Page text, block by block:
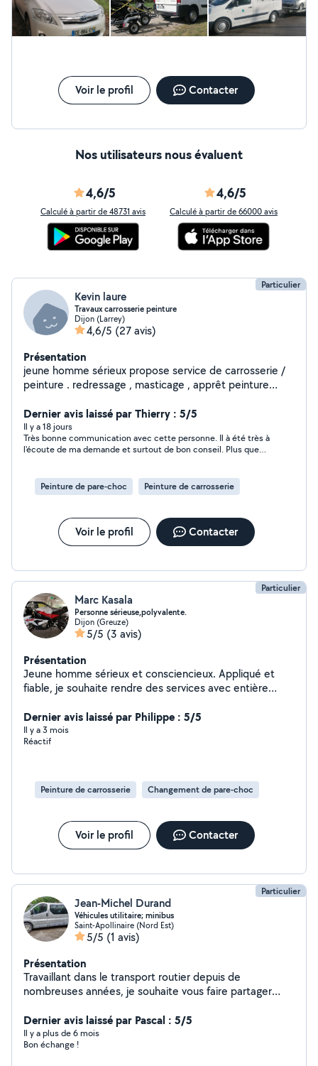
Voir le profil Contacter
Nos utilisateurs nous évaluent
4,6/5
Calculé à partir de 48731 avis
4,6/5
Calculé à partir de 66000 avis
Particulier
Kevin laure
Travaux carrosserie peinture
Dijon (Larrey)
4,6/5 (27 avis)
Présentation
jeune homme sérieux propose service de carrosserie /
peinture . redressage , masticage , apprêt peinture
phare peinture complète voiture /moto / scooter etc .
PS : si je ne réponds pas a toute les demandes , c'est
que je ne peux plus répondre .. je ne prend pas
l'abonnement premium .
Dernier avis laissé par Thierry : 5/5
Il y a 18 jours
Très bonne communication avec cette personne. Il à été très à
l'écoute de ma demande et surtout de bon conseil. Plus que
Peinture de pare-choc Peinture de carrosserie
Voir le profil Contacter
Particulier
Marc Kasala
Personne sérieuse,polyvalente.
Dijon (Greuze)
5/5 (3 avis)
Présentation
Jeune homme sérieux et consciencieux. Appliqué et
fiable, je souhaite rendre des services avec entière
Dernier avis laissé par Philippe : 5/5
Il y a 3 mois
Réactif
Peinture de carrosserie Changement de pare-choc
Voir le profil Contacter
Particulier
Jean-Michel Durand
Véhicules utilitaire; minibus
Saint-Apollinaire (Nord Est)
5/5 (1 avis)
Présentation
Travaillant dans le transport routier depuis de
nombreuses années, je souhaite vous faire partager
location de mes neufs véhicules allant de la simple
voiture ainsi que l'utilitaire et le minibus. Mes objectifs
sont que vous puissiez être véhiculé en toute sécurité
Dernier avis laissé par Pascal : 5/5
Il y a plus de 6 mois
Bon échange !